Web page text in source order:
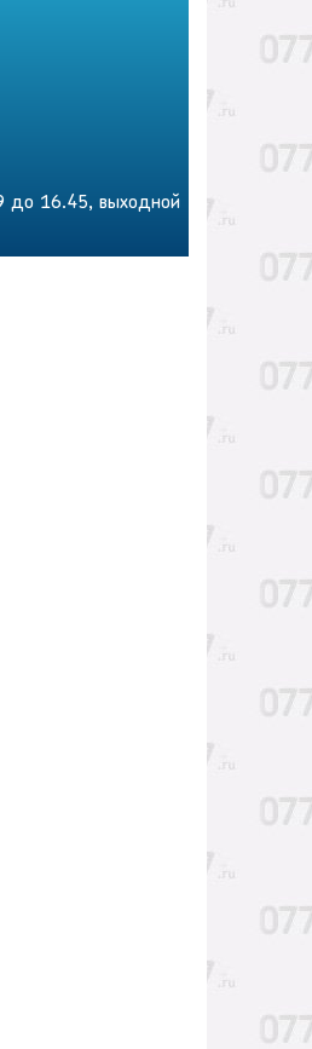
до 16.45, выходной